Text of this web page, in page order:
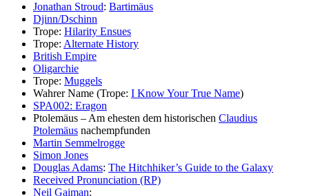
Jonathan Stroud: Bartimäus
Djinn/Dschinn
Trope: Hilarity Ensues
Trope: Alternate History
British Empire
Oligarchie
Trope: Muggels
Wahrer Name (Trope: I Know Your True Name)
SPA002: Eragon
Ptolemäus – Am ehesten dem historischen Claudius
Ptolemäus nachempfunden
Martin Semmelrogge
Simon Jones
Douglas Adams: The Hitchhiker’s Guide to the Galaxy
Received Pronunciation (RP)
Neil Gaiman: